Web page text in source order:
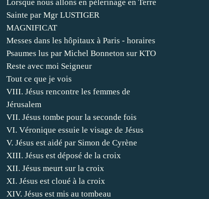
Lorsque nous allons en pèlerinage en Terre
Sainte par Mgr LUSTIGER
MAGNIFICAT
Messes dans les hôpitaux à Paris - horaires
Psaumes lus par Michel Bonneton sur KTO
Reste avec moi Seigneur
Tout ce que je vois
VIII. Jésus rencontre les femmes de
Jérusalem
VII. Jésus tombe pour la seconde fois
VI. Véronique essuie le visage de Jésus
V. Jésus est aidé par Simon de Cyrène
XIII. Jésus est déposé de la croix
XII. Jésus meurt sur la croix
XI. Jésus est cloué à la croix
XIV. Jésus est mis au tombeau